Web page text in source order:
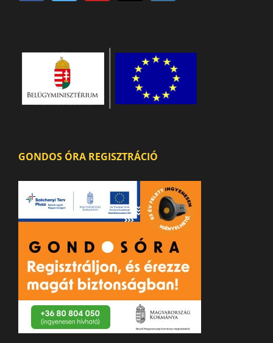
GONDOS ÓRA REGISZTRÁCIÓ